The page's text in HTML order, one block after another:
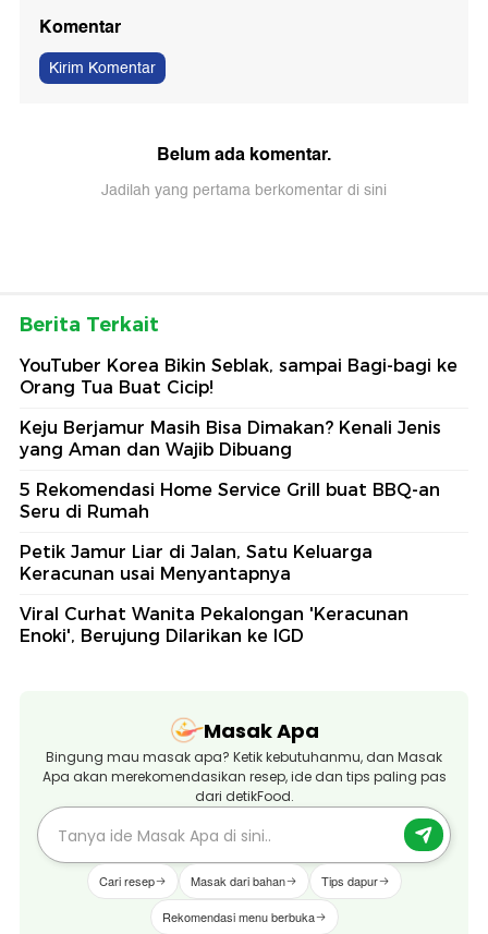
Komentar
Kirim Komentar
Belum ada komentar.
Jadilah yang pertama berkomentar di sini
Berita Terkait
YouTuber Korea Bikin Seblak, sampai Bagi-bagi ke
Orang Tua Buat Cicip!
Keju Berjamur Masih Bisa Dimakan? Kenali Jenis
yang Aman dan Wajib Dibuang
5 Rekomendasi Home Service Grill buat BBQ-an
Seru di Rumah
Petik Jamur Liar di Jalan, Satu Keluarga
Keracunan usai Menyantapnya
Viral Curhat Wanita Pekalongan 'Keracunan
Enoki', Berujung Dilarikan ke IGD
Masak Apa
Bingung mau masak apa? Ketik kebutuhanmu, dan Masak
Apa akan merekomendasikan resep, ide dan tips paling pas
dari detikFood.
Cari resep Masak dari bahan Tips dapur
Rekomendasi menu berbuka